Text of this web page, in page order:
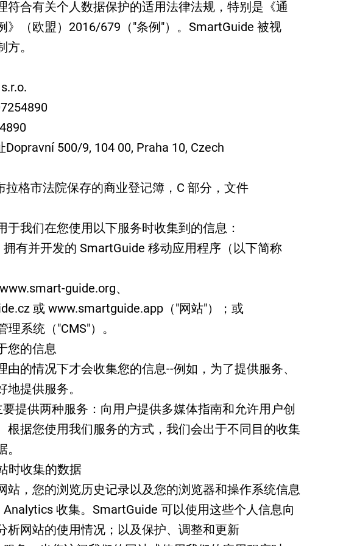
符合有关个人数据保护的适用法律法规，特别是《通
》（欧盟）2016/679（"条例"）。SmartGuide 被视
。
Dopravní 500/9, 104 00, Praha 10, Czech
拉格市法院保存的商业登记簿，C 部分，文件
于我们在您使用以下服务时收集到的信息：
拥有并开发的 SmartGuide 移动应用程序（以下简称
guide.org、
或 www.smartguide.app（"网站"）；或
理系统（"CMS"）。
您的信息
由的情况下才会收集您的信息--例如，为了提供服务、
提供服务。
提供两种服务：向用户提供多媒体指南和允许用户创
根据您使用我们服务的方式，我们会出于不同目的收集
时收集的数据
站，您的浏览历史记录以及您的浏览器和操作系统信息
Analytics 收集。SmartGuide 可以使用这些个人信息向
析网站的使用情况；以及保护、调整和更新